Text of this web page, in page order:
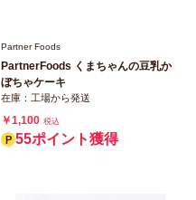
Partner Foods
PartnerFoods くまちゃんの豆乳か
ぼちゃケーキ
在庫：工場から発送
￥1,100 税込
55ポイント獲得